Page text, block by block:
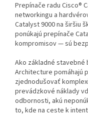
Prepínače radu Cisco®
networkingu a
Catalyst 9000 na širšiu
ponúkajú prepínače
kompromisov — sú
Ako základné
Architecture pomáhajú
zjednodušovať
prevádzkové náklady
odbornosti, akú
to, kde na ceste k